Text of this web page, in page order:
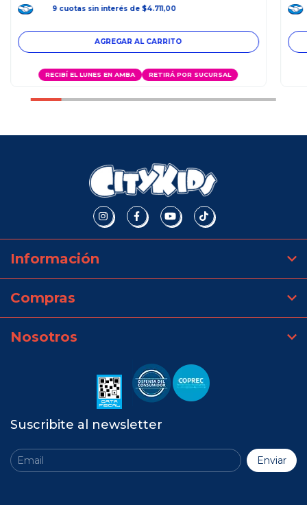
9 cuotas sin interés de $4.711,00
RECIBÍ EL LUNES EN AMBA RETIRÁ POR SUCURSAL
Información
Compras
Nosotros
Suscribite al newsletter